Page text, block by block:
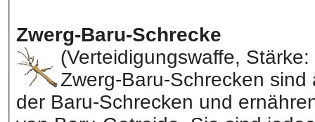
Zwerg-Baru-Schrecke
(Verteidigungswaffe, Stärke:
Zwerg-Baru-Schrecken
der Baru-Schrecken und